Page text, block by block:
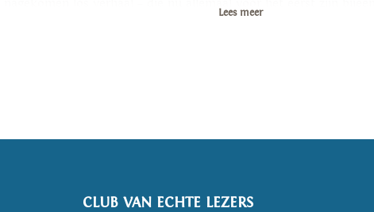
nieuwste roman, getiteld
Lees meer
CLUB VAN ECHTE LEZERS